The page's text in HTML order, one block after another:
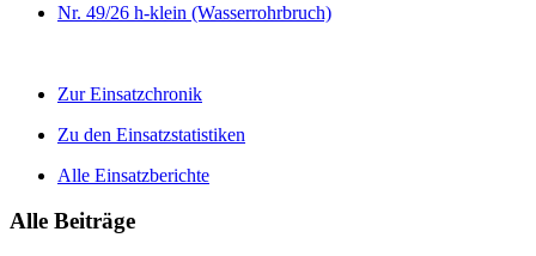
Nr. 49/26 h-klein (Wasserrohrbruch)
Zur Einsatzchronik
Zu den Einsatzstatistiken
Alle Einsatzberichte
Alle Beiträge